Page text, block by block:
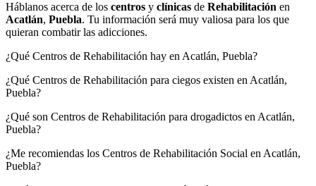
Háblanos acerca de los centros y clínicas de Rehabilitación en
Acatlán, Puebla. Tu información será muy valiosa para los que
quieran combatir las adicciones.
¿Qué Centros de Rehabilitación hay en Acatlán, Puebla?
¿Qué Centros de Rehabilitación para ciegos existen en Acatlán,
Puebla?
¿Qué son Centros de Rehabilitación para drogadictos en Acatlán,
Puebla?
¿Me recomiendas los Centros de Rehabilitación Social en Acatlán,
Puebla?